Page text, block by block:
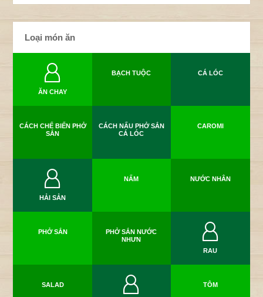
Loại món ăn
ĂN CHAY
BẠCH TUỘC CÁ LÓC
CÁCH CHẾ BIẾN PHỞ
SẮN
CÁCH NẤU PHỞ SẮN
CÁ LÓC
CAROMI
HẢI SẢN
NẤM NƯỚC NHÂN
PHỞ SẮN
PHỞ SẮN NƯỚC
NHƯN
RAU
SALAD TÔM